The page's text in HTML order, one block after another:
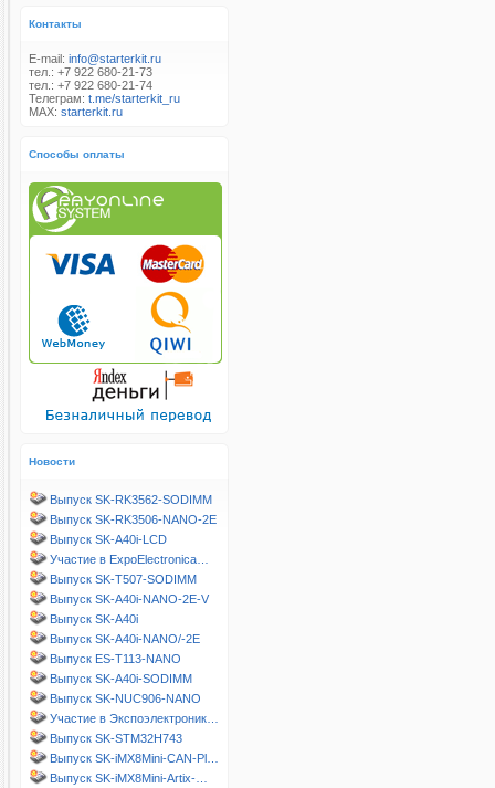
Контакты
E-mail: info@starterkit.ru
тел.: +7 922 680-21-73
тел.: +7 922 680-21-74
Телеграм: t.me/starterkit_ru
MAX: starterkit.ru
Способы оплаты
Новости
Выпуск SK-RK3562-SODIMM
Выпуск SK-RK3506-NANO-2E
Выпуск SK-A40i-LCD
Участие в ExpoElectronica…
Выпуск SK-T507-SODIMM
Выпуск SK-A40i-NANO-2E-V
Выпуск SK-A40i
Выпуск SK-A40i-NANO/-2E
Выпуск ES-T113-NANO
Выпуск SK-A40i-SODIMM
Выпуск SK-NUC906-NANO
Участие в Экспоэлектроник…
Выпуск SK-STM32H743
Выпуск SK-iMX8Mini-CAN-Pl…
Выпуск SK-iMX8Mini-Artix-…